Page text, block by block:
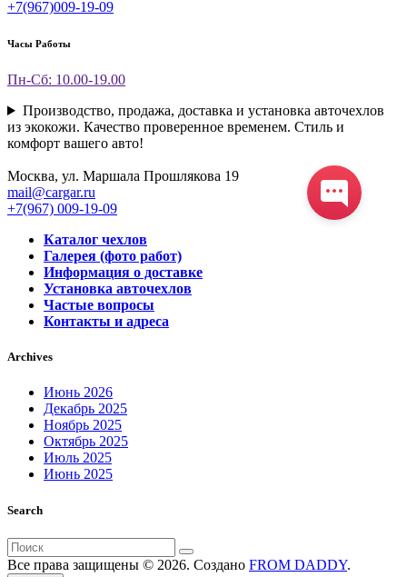
+7(967)009-19-09
Часы Работы
Пн-Сб: 10.00-19.00
Производство, продажа, доставка и установка авточехлов
из экокожи. Качество проверенное временем. Стиль и
комфорт вашего авто!
Москва, ул. Маршала Прошлякова 19
mail@cargar.ru
+7(967) 009-19-09
Каталог чехлов
Галерея (фото работ)
Информация о доставке
Установка авточехлов
Частые вопросы
Контакты и адреса
Archives
Июнь 2026
Декабрь 2025
Ноябрь 2025
Октябрь 2025
Июль 2025
Июнь 2025
Search
Поиск
для:
Все права защищены © 2026. Создано FROM DADDY.